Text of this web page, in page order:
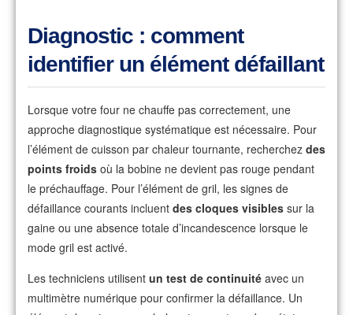
Diagnostic : comment
identifier un élément défaillant
Lorsque votre four ne chauffe pas correctement, une
approche diagnostique systématique est nécessaire. Pour
l’élément de cuisson par chaleur tournante, recherchez des
points froids où la bobine ne devient pas rouge pendant
le préchauffage. Pour l’élément de gril, les signes de
défaillance courants incluent des cloques visibles sur la
gaine ou une absence totale d’incandescence lorsque le
mode gril est activé.
Les techniciens utilisent un test de continuité avec un
multimètre numérique pour confirmer la défaillance. Un